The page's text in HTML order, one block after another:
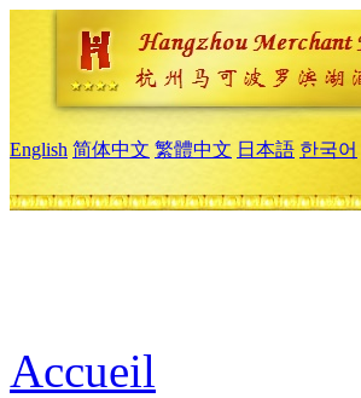
English 简体中文 繁體中文 日本語 한국어
Accueil